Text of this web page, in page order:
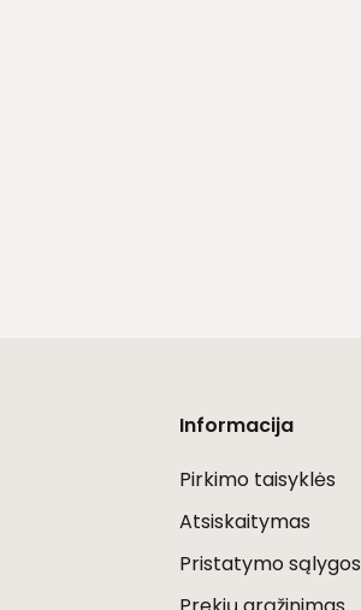
Informacija
Pirkimo taisyklės
Atsiskaitymas
Pristatymo sąlygos